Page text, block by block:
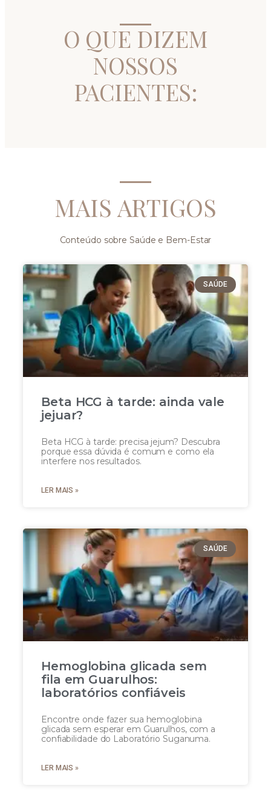
O QUE DIZEM
NOSSOS
PACIENTES:
MAIS ARTIGOS
Conteúdo sobre Saúde e Bem-Estar
SAÚDE
Beta HCG à tarde: ainda vale
jejuar?
Beta HCG à tarde: precisa jejum? Descubra
porque essa dúvida é comum e como ela
interfere nos resultados.
LER MAIS »
SAÚDE
Hemoglobina glicada sem
fila em Guarulhos:
laboratórios confiáveis
Encontre onde fazer sua hemoglobina
glicada sem esperar em Guarulhos, com a
confiabilidade do Laboratório Suganuma.
LER MAIS »